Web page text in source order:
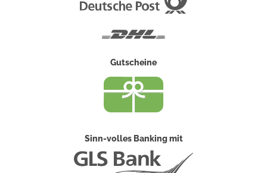
Gutscheine
Sinn-volles Banking mit